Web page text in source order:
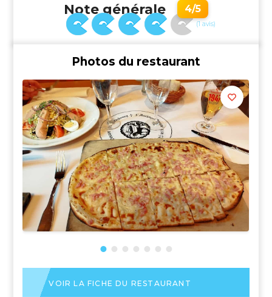
Note générale 4/5
(1 avis)
Photos du restaurant
VOIR LA FICHE DU RESTAURANT